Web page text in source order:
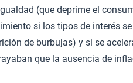
(que deprime el
si los tipos de interés
de burbujas) y si se
que la ausencia de